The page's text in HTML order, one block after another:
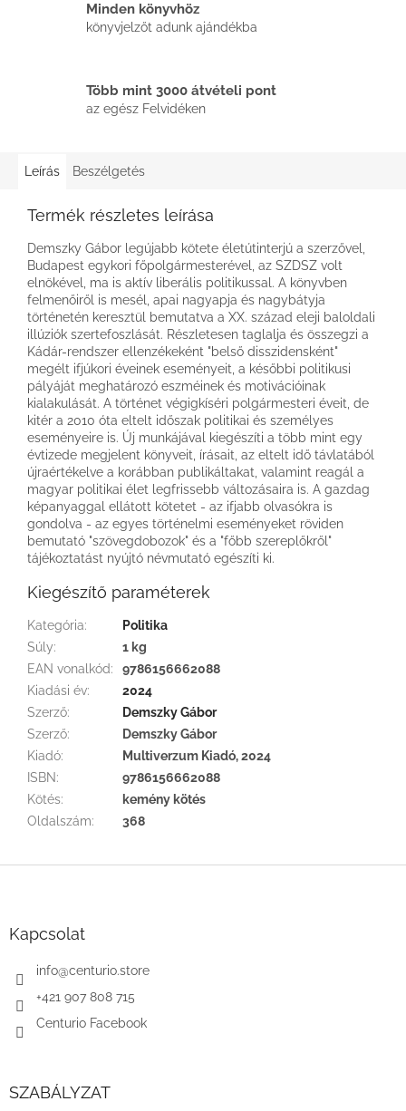
Minden könyvhöz
könyvjelzőt adunk ajándékba
Több mint 3000 átvételi pont
az egész Felvidéken
Leírás Beszélgetés
Termék részletes leírása
Demszky Gábor legújabb kötete életútinterjú a szerzővel,
Budapest egykori főpolgármesterével, az SZDSZ volt
elnökével, ma is aktív liberális politikussal. A könyvben
felmenőiről is mesél, apai nagyapja és nagybátyja
történetén keresztül bemutatva a XX. század eleji baloldali
illúziók szertefoszlását. Részletesen taglalja és összegzi a
Kádár-rendszer ellenzékeként "belső disszidensként"
megélt ifjúkori éveinek eseményeit, a későbbi politikusi
pályáját meghatározó eszméinek és motivációinak
kialakulását. A történet végigkíséri polgármesteri éveit, de
kitér a 2010 óta eltelt időszak politikai és személyes
eseményeire is. Új munkájával kiegészíti a több mint egy
évtizede megjelent könyveit, írásait, az eltelt idő távlatából
újraértékelve a korábban publikáltakat, valamint reagál a
magyar politikai élet legfrissebb változásaira is. A gazdag
képanyaggal ellátott kötetet - az ifjabb olvasókra is
gondolva - az egyes történelmi eseményeket röviden
bemutató "szövegdobozok" és a "főbb szereplőkről"
tájékoztatást nyújtó névmutató egészíti ki.
Kiegészítő paraméterek
Kategória:
Politika
Súly:
1 kg
EAN vonalkód:
9786156662088
Kiadási év:
2024
Szerző:
Demszky Gábor
Szerző:
Demszky Gábor
Kiadó:
Multiverzum Kiadó, 2024
ISBN:
9786156662088
Kötés:
kemény kötés
Oldalszám: 368
Kapcsolat
info@centurio.store
+421 907 808 715
Centurio Facebook
SZABÁLYZAT